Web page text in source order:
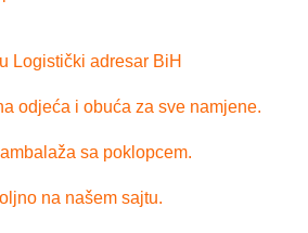
Logistički adresar BiH
odjeća i obuća za sve namjene.
sa poklopcem.
na našem sajtu.